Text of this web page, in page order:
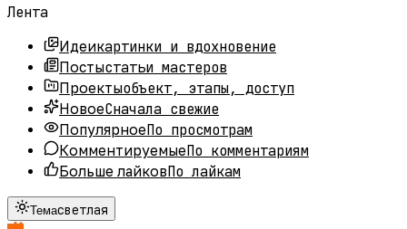
Лента
Идеикартинки и вдохновение
Постыстатьи мастеров
Проектыобъект, этапы, доступ
НовоеСначала свежие
ПопулярноеПо просмотрам
КомментируемыеПо комментариям
Больше лайковПо лайкам
Темасветлая